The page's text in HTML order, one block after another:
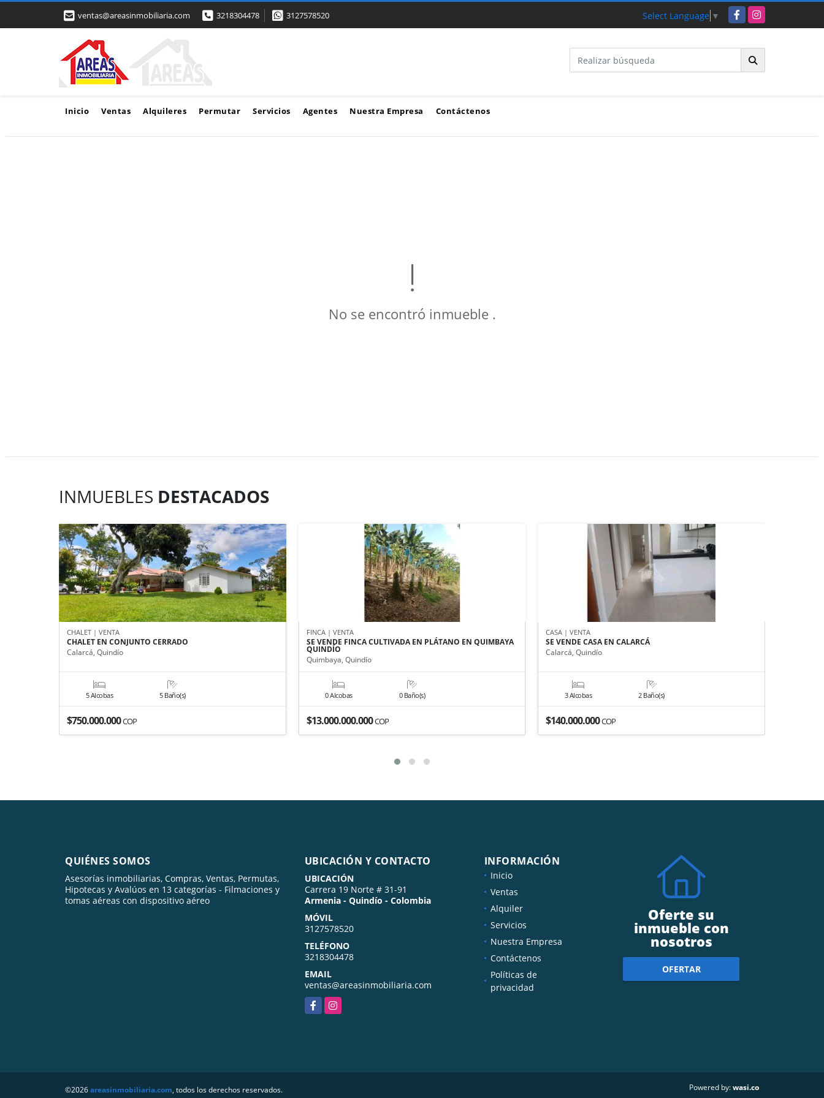
ventas@areasinmobiliaria.com 3218304478 3127578520 Select Language ▼ FacebookInstagram
Inicio Ventas Alquileres Permutar Servicios Agentes Nuestra Empresa Contáctenos
No se encontró inmueble .
INMUEBLES DESTACADOS
CHALET | VENTA
CHALET EN CONJUNTO CERRADO
Calarcá, Quindío
5 Alcobas 5 Baño(s)
$750.000.000COP
FINCA | VENTA
SE VENDE FINCA CULTIVADA EN PLÁTANO EN QUIMBAYA
QUINDÍO
Quimbaya, Quindío
0 Alcobas 0 Baño(s)
$13.000.000.000COP
CASA | VENTA
SE VENDE CASA EN CALARCÁ
Calarcá, Quindío
3 Alcobas 2 Baño(s)
$140.000.000COP
QUIÉNES SOMOS
Asesorías inmobiliarias, Compras, Ventas, Permutas,
Hipotecas y Avalúos en 13 categorías - Filmaciones y
tomas aéreas con dispositivo aéreo
UBICACIÓN Y CONTACTO
UBICACIÓN
Carrera 19 Norte # 31-91
Armenia - Quindío - Colombia
MÓVIL
3127578520
TELÉFONO
3218304478
EMAIL
ventas@areasinmobiliaria.com
FacebookInstagram
INFORMACIÓN
Inicio
Ventas
Alquiler
Servicios
Nuestra Empresa
Contáctenos
Políticas de
privacidad
Oferte su
inmueble con
nosotros
OFERTAR
©2026areasinmobiliaria.com, todos los derechos reservados. Powered by:wasi.co